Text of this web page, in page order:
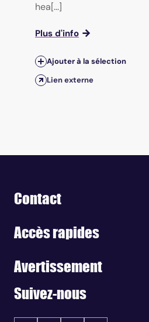
hea[...]
Plus d'info
Ajouter à la sélection
Lien externe
Contact
Accès rapides
Avertissement
Suivez-nous